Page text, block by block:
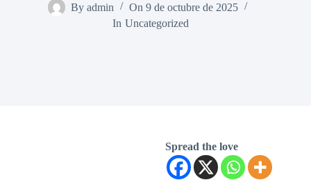
By admin On 9 de octubre de 2025
In Uncategorized
Spread the love